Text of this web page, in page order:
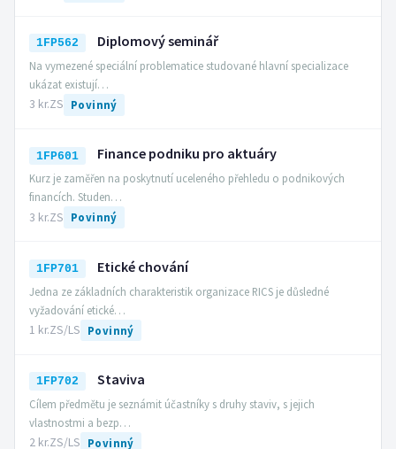
1FP562 Diplomový seminář
Na vymezené speciální problematice studované hlavní specializace
ukázat existují…
3 kr.ZS Povinný
1FP601 Finance podniku pro aktuáry
Kurz je zaměřen na poskytnutí uceleného přehledu o podnikových
financích. Studen…
3 kr.ZS Povinný
1FP701 Etické chování
Jedna ze základních charakteristik organizace RICS je důsledné
vyžadování etické…
1 kr.ZS/LS Povinný
1FP702 Staviva
Cílem předmětu je seznámit účastníky s druhy staviv, s jejich
vlastnostmi a bezp…
2 kr.ZS/LS Povinný